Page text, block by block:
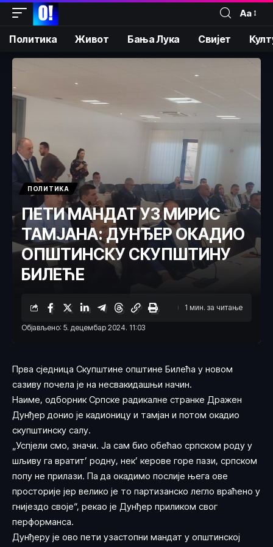
Аа
Политика Живот Бања Лука Свијет
ПОЛИТИКА
ПЕТИ МАНДАТ УЗ МИРИС
ТАМЈАНА: ДУНЂЕР ОКАДИО
ОПШТИНСКУ СКУПШТИНУ
БИЛЕЋЕ
Објављено: 5. децембар 2024. 11:03
1 мин. за читање
Прва сједница Скупштине општине Билећа у новом
сазиву почела је на несвакидашњи начин.
Наиме, одборник Српске радикалне странке Дражен
Дунђер донио је кадионицу и тамјан и потом окадио
скупштинску салу.
„Успјели смо, значи. Ја сам био обећао српском роду у
шљиву га вратит’ родну, нек’ керове горе пази, српском
попу не прилази. Па да окадимо послије њега ове
просторије јер велико је то партизанско легло враћено у
гнијездо своје“, рекао је Дунђер приликом свог
перформанса.
Дунђеру је ово пети узастопни мандат у општинској